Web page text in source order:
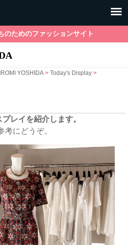
のためのファッションサイト
YOSHIDA > Today's Display >
レイを紹介します。
考にどうぞ。